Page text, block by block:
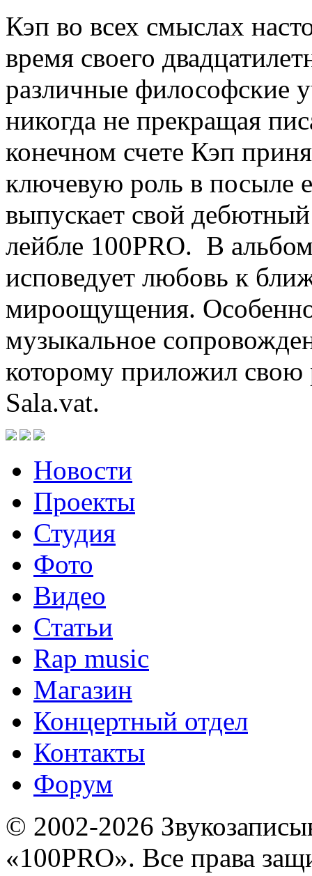
Кэп во всех смыслах
время своего
различные философские
никогда не прекращая
конечном счете Кэп
ключевую роль в посыле
выпускает свой
лейбле 100PRO. В
исповедует любовь к
мироощущения.
музыкальное
которому приложил
Sala.vat.
Новости
Проекты
Студия
Фото
Видео
Статьи
Rap music
Магазин
Концертный отдел
Контакты
Форум
© 2002-2026
«100PRO». Все права